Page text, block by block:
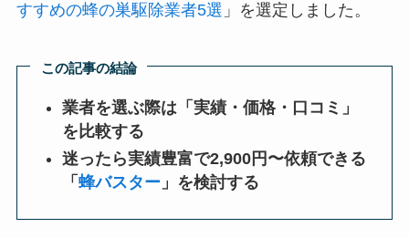
すすめの蜂の巣駆除業者5選 」を選定しました。
この記事の結論
業者を選ぶ際は「実績・価格・口コミ」
を比較する
迷ったら実績豊富で2,900円〜依頼できる
「蜂バスター 」を検討する